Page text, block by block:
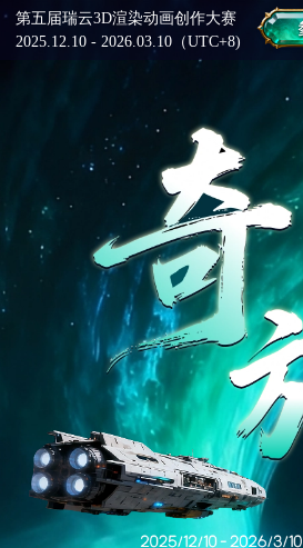
第五届瑞云3D渲染动画创作大赛
2025.12.10 - 2026.03.10（UTC+8)